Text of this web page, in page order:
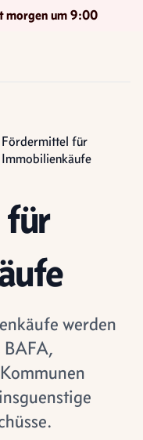
morgen um 9:00
Immobilien GmbH
Fördermittel für
Immobilienkäufe
werden